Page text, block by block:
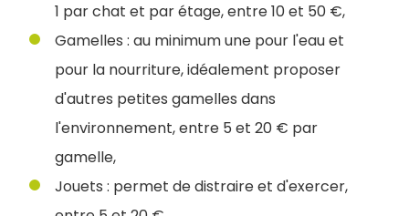
1 par chat et par étage, entre 10 et 50 €,
Gamelles : au minimum une pour l'eau et
pour la nourriture, idéalement proposer
d'autres petites gamelles dans
l'environnement, entre 5 et 20 € par
gamelle,
Jouets : permet de distraire et d'exercer,